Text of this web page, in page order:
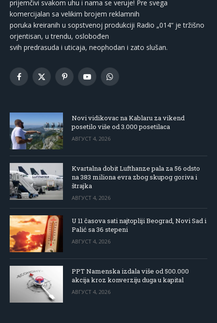
prijemčivi svakom uhu i nama se veruje! Pre svega
komercijalan sa velikim brojem reklamnih
poruka kreiranih u sopstvenoj produkciji Radio „014“ je tržišno
orjentisan, u trendu, oslobođen
svih predrasuda i uticaja, neophodan i zato slušan.
Facebook
X
PinterestYouTubeWhatsApp
Novi vidikovac na Kablaru za vikend
posetilo više od 3.000 posetilaca
АВГУСТ 4, 2026
Kvartalna dobit Lufthanze pala za 56 odsto
na 383 miliona evra zbog skupog goriva i
štrajka
АВГУСТ 4, 2026
U 11 časova sati najtopliji Beograd, Novi Sad i
Palić sa 36 stepeni
АВГУСТ 4, 2026
PPT Namenska izdala više od 500.000
akcija kroz konverziju duga u kapital
АВГУСТ 4, 2026